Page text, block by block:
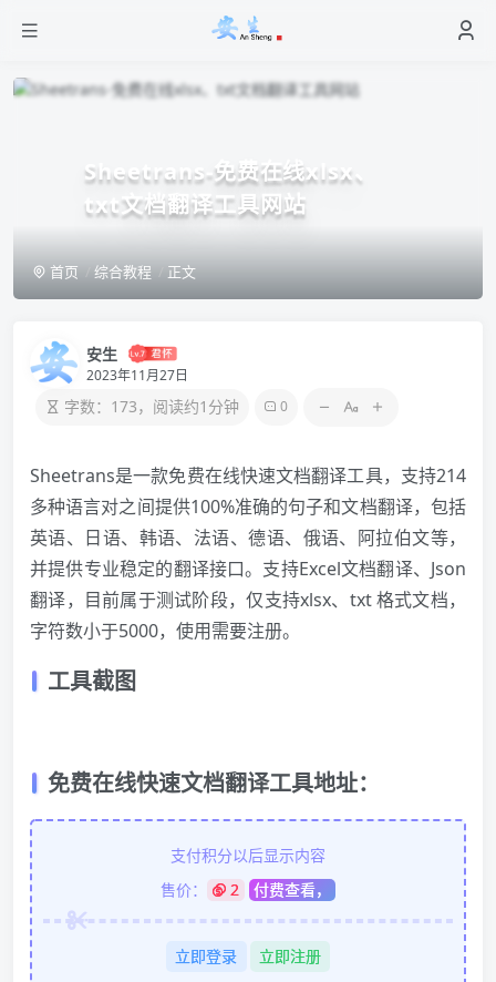
Sheetrans-免费在线xlsx、
txt文档翻译工具网站
首页 综合教程 正文
安生
2023年11月27日
字数：173，阅读约1分钟 0
Sheetrans是一款免费在线快速文档翻译工具，支持214
多种语言对之间提供100%准确的句子和文档翻译，包括
英语、日语、韩语、法语、德语、俄语、阿拉伯文等，
并提供专业稳定的翻译接口。支持Excel文档翻译、Json
翻译，目前属于测试阶段，仅支持xlsx、txt 格式文档，
字符数小于5000，使用需要注册。
工具截图
免费在线快速文档翻译工具地址：
支付积分以后显示内容
售价：
2 付费查看，
立即登录
立即注册